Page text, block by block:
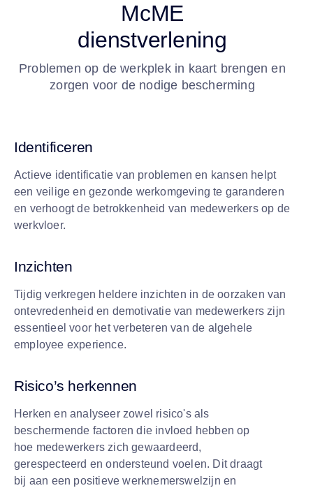
McME
dienstverlening
Problemen op de werkplek in kaart brengen en
zorgen voor de nodige bescherming
Identificeren
Actieve identificatie van problemen en kansen helpt
een veilige en gezonde werkomgeving te garanderen
en verhoogt de betrokkenheid van medewerkers op de
werkvloer.
Inzichten
Tijdig verkregen heldere inzichten in de oorzaken van
ontevredenheid en demotivatie van medewerkers zijn
essentieel voor het verbeteren van de algehele
employee experience.
Risico’s herkennen
Herken en analyseer zowel risico's als
beschermende factoren die invloed hebben op
hoe medewerkers zich gewaardeerd,
gerespecteerd en ondersteund voelen. Dit draagt
bij aan een positieve werknemerswelzijn en